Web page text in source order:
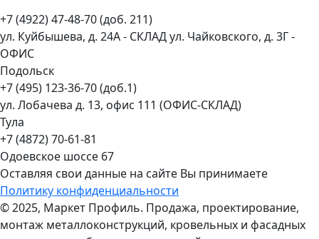
+7 (4922) 47-48-70 (доб. 211)
ул. Куйбышева, д. 24А - СКЛАД ул. Чайковского, д. 3Г -
ОФИС
Подольск
+7 (495) 123-36-70 (доб.1)
ул. Лобачева д. 13, офис 111 (ОФИС-СКЛАД)
Тула
+7 (4872) 70-61-81
Одоевское шоссе 67
Оставляя свои данные на сайте Вы принимаете
Политику конфиденциальности
© 2025, Маркет Профиль. Продажа, проектирование,
монтаж металлоконструкций, кровельных и фасадных